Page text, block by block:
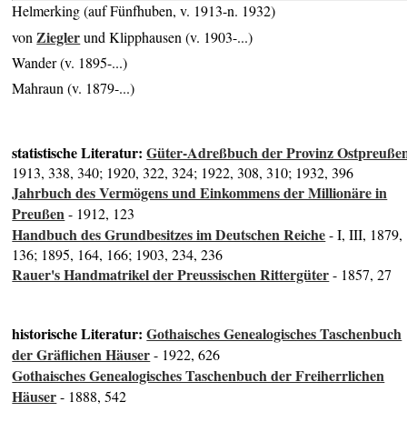
Helmerking (auf Fünfhuben, v. 1913-n. 1932)
von Zieglerund Klipphausen (v. 1903-...)
Wander (v. 1895-...)
Mahraun (v. 1879-...)
statistische Literatur:Güter-Adreßbuch der Provinz
1913, 338, 340; 1920, 322, 324; 1922, 308, 310; 1932, 396
Jahrbuch des Vermögens und Einkommens der Millionäre in
Preußen- 1912, 123
Handbuch des Grundbesitzes im Deutschen Reiche- I, III, 1879,
136; 1895, 164, 166; 1903, 234, 236
Rauer's Handmatrikel der Preussischen Rittergüter- 1857, 27
historische Literatur:Gothaisches Genealogisches Taschenbuch
der Gräflichen Häuser- 1922, 626
Gothaisches Genealogisches Taschenbuch der Freiherrlichen
Häuser- 1888, 542